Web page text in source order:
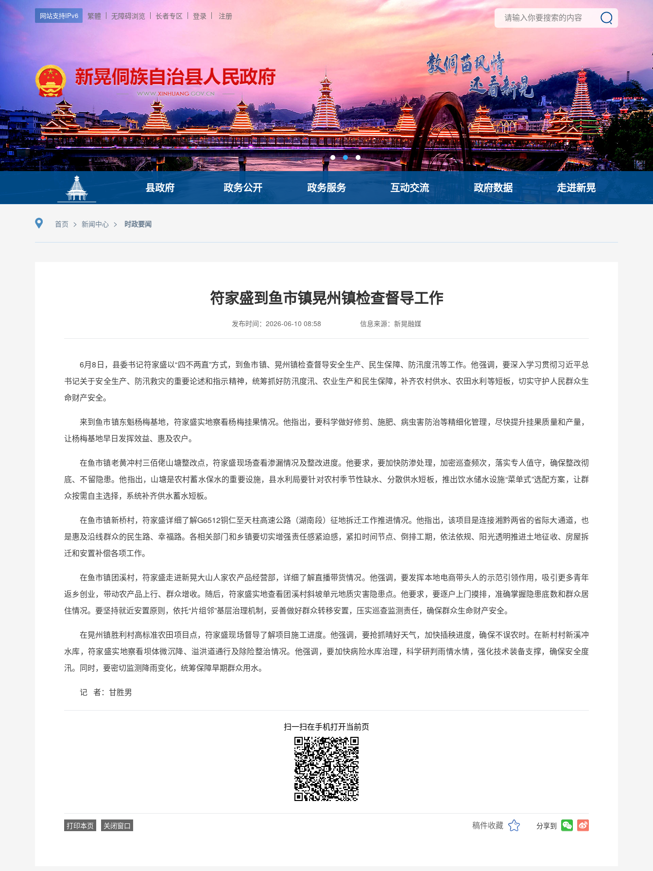
网站支持IPv6 繁體 无障碍浏览 长者专区 登录 注册
县政府 政务公开 政务服务 互动交流 政府数据 走进新晃
首页 > 新闻中心 > 时政要闻
符家盛到鱼市镇晃州镇检查督导工作
发布时间：2026-06-10 08:58 信息来源：新晃融媒
6月8日，县委书记符家盛以“四不两直”方式，到鱼市镇、晃州镇检查督导安全生产、民生保障、防汛度汛等工作。他强调，要深入学习贯彻习近平总
书记关于安全生产、防汛救灾的重要论述和指示精神，统筹抓好防汛度汛、农业生产和民生保障，补齐农村供水、农田水利等短板，切实守护人民群众生
命财产安全。
来到鱼市镇东魁杨梅基地，符家盛实地察看杨梅挂果情况。他指出，要科学做好修剪、施肥、病虫害防治等精细化管理，尽快提升挂果质量和产量，
让杨梅基地早日发挥效益、惠及农户。
在鱼市镇老黄冲村三佰佬山塘整改点，符家盛现场查看渗漏情况及整改进度。他要求，要加快防渗处理，加密巡查频次，落实专人值守，确保整改彻
底、不留隐患。他指出，山塘是农村蓄水保水的重要设施，县水利局要针对农村季节性缺水、分散供水短板，推出饮水储水设施“菜单式”选配方案，让群
众按需自主选择，系统补齐供水蓄水短板。
在鱼市镇新桥村，符家盛详细了解G6512铜仁至天柱高速公路（湖南段）征地拆迁工作推进情况。他指出，该项目是连接湘黔两省的省际大通道，也
是惠及沿线群众的民生路、幸福路。各相关部门和乡镇要切实增强责任感紧迫感，紧扣时间节点、倒排工期，依法依规、阳光透明推进土地征收、房屋拆
迁和安置补偿各项工作。
在鱼市镇团溪村，符家盛走进新晃大山人家农产品经营部，详细了解直播带货情况。他强调，要发挥本地电商带头人的示范引领作用，吸引更多青年
返乡创业，带动农产品上行、群众增收。随后，符家盛实地查看团溪村斜坡单元地质灾害隐患点。他要求，要逐户上门摸排，准确掌握隐患底数和群众居
住情况。要坚持就近安置原则，依托“片组邻”基层治理机制，妥善做好群众转移安置，压实巡查监测责任，确保群众生命财产安全。
在晃州镇胜利村高标准农田项目点，符家盛现场督导了解项目施工进度。他强调，要抢抓晴好天气，加快插秧进度，确保不误农时。在新村村新溪冲
水库，符家盛实地察看坝体微沉降、溢洪道通行及除险整治情况。他强调，要加快病险水库治理，科学研判雨情水情，强化技术装备支撑，确保安全度
汛。同时，要密切监测降雨变化，统筹保障旱期群众用水。
记 者：甘胜男
扫一扫在手机打开当前页
打印本页 关闭窗口 稿件收藏 分享到